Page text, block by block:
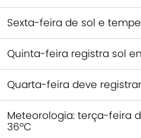
Sexta-feira de sol e
Quinta-feira registra sol
Quarta-feira deve
Meteorologia: terça-feira
36ºC